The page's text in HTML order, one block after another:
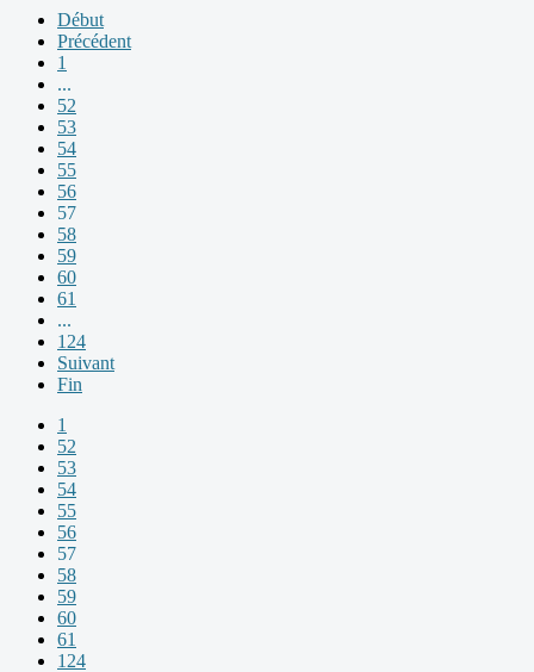
Début
Précédent
1
...
52
53
54
55
56
57
58
59
60
61
...
124
Suivant
Fin
1
52
53
54
55
56
57
58
59
60
61
124